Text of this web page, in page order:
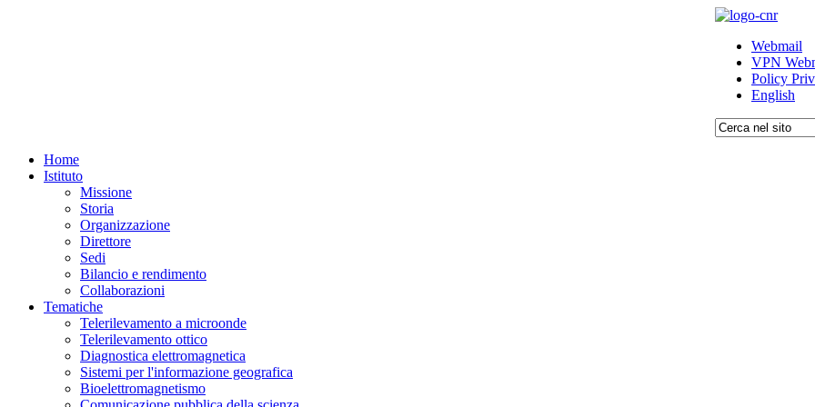
Webmail
VPN
Policy
English
Home
Istituto
Missione
Storia
Organizzazione
Direttore
Sedi
Bilancio e rendimento
Collaborazioni
Tematiche
Telerilevamento a microonde
Telerilevamento ottico
Diagnostica elettromagnetica
Sistemi per l'informazione geografica
Bioelettromagnetismo